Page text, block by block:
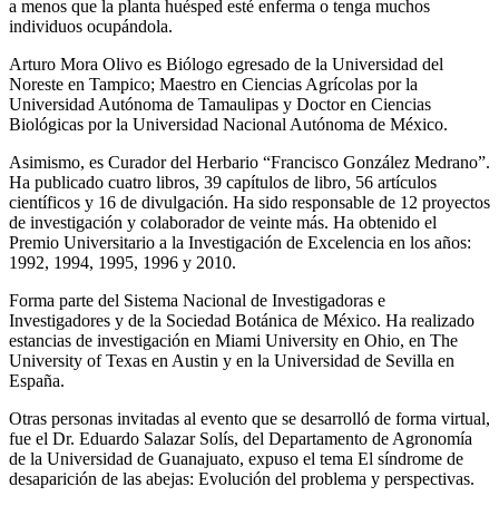
a menos que la planta huésped esté enferma o tenga muchos
individuos ocupándola.
Arturo Mora Olivo es Biólogo egresado de la Universidad del
Noreste en Tampico; Maestro en Ciencias Agrícolas por la
Universidad Autónoma de Tamaulipas y Doctor en Ciencias
Biológicas por la Universidad Nacional Autónoma de México.
Asimismo, es Curador del Herbario “Francisco González Medrano”.
Ha publicado cuatro libros, 39 capítulos de libro, 56 artículos
científicos y 16 de divulgación. Ha sido responsable de 12 proyectos
de investigación y colaborador de veinte más. Ha obtenido el
Premio Universitario a la Investigación de Excelencia en los años:
1992, 1994, 1995, 1996 y 2010.
Forma parte del Sistema Nacional de Investigadoras e
Investigadores y de la Sociedad Botánica de México. Ha realizado
estancias de investigación en Miami University en Ohio, en The
University of Texas en Austin y en la Universidad de Sevilla en
España.
Otras personas invitadas al evento que se desarrolló de forma virtual,
fue el Dr. Eduardo Salazar Solís, del Departamento de Agronomía
de la Universidad de Guanajuato, expuso el tema El síndrome de
desaparición de las abejas: Evolución del problema y perspectivas.